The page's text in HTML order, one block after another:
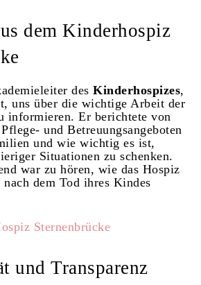
dem Kinderhospiz
des Kinderhospizes,
uns über die wichtige Arbeit der
informieren. Er berichtete von
und Betreuungsangeboten
und wie wichtig es ist,
Situationen zu schenken.
war zu hören, wie das Hospiz
dem Tod ihres Kindes
und Transparenz